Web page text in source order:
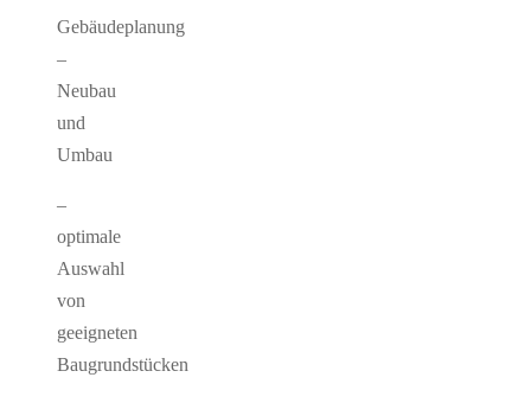
Gebäudeplanung
–
Neubau
und
Umbau
–
optimale
Auswahl
von
geeigneten
Baugrundstücken